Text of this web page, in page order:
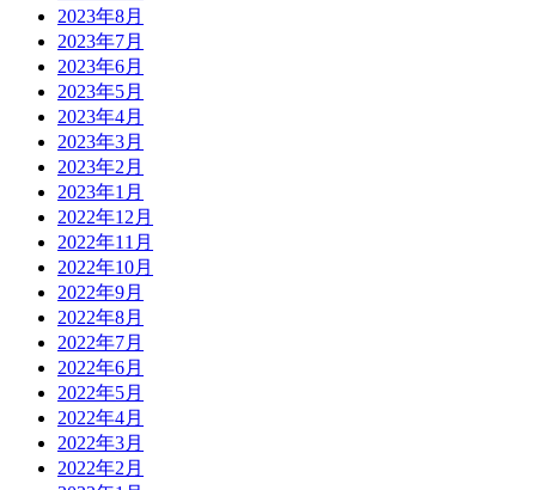
2023年8月
2023年7月
2023年6月
2023年5月
2023年4月
2023年3月
2023年2月
2023年1月
2022年12月
2022年11月
2022年10月
2022年9月
2022年8月
2022年7月
2022年6月
2022年5月
2022年4月
2022年3月
2022年2月